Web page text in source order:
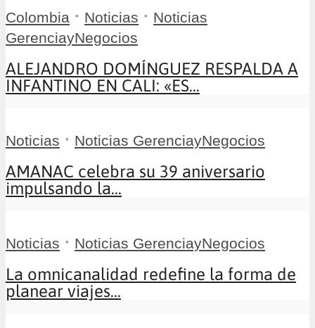
Colombia • Noticias • Noticias
GerenciayNegocios
ALEJANDRO DOMÍNGUEZ RESPALDA A
INFANTINO EN CALI: «ES...
Noticias • Noticias GerenciayNegocios
AMANAC celebra su 39 aniversario
impulsando la...
Noticias • Noticias GerenciayNegocios
La omnicanalidad redefine la forma de
planear viajes...